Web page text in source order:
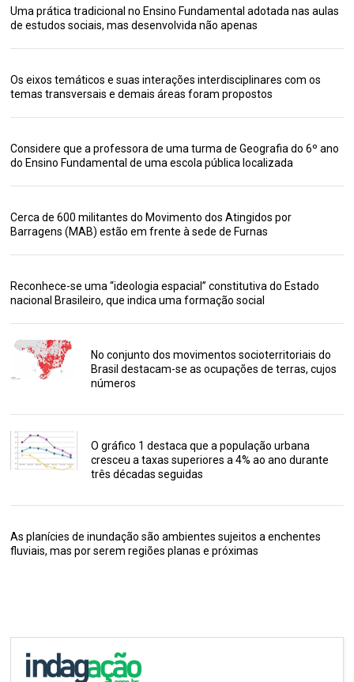
Uma prática tradicional no Ensino Fundamental adotada nas aulas
de estudos sociais, mas desenvolvida não apenas
Os eixos temáticos e suas interações interdisciplinares com os
temas transversais e demais áreas foram propostos
Considere que a professora de uma turma de Geografia do 6º ano
do Ensino Fundamental de uma escola pública localizada
Cerca de 600 militantes do Movimento dos Atingidos por
Barragens (MAB) estão em frente à sede de Furnas
Reconhece-se uma “ideologia espacial” constitutiva do Estado
nacional Brasileiro, que indica uma formação social
No conjunto dos movimentos socioterritoriais do
Brasil destacam-se as ocupações de terras, cujos
números
O gráfico 1 destaca que a população urbana
cresceu a taxas superiores a 4% ao ano durante
três décadas seguidas
As planícies de inundação são ambientes sujeitos a enchentes
fluviais, mas por serem regiões planas e próximas